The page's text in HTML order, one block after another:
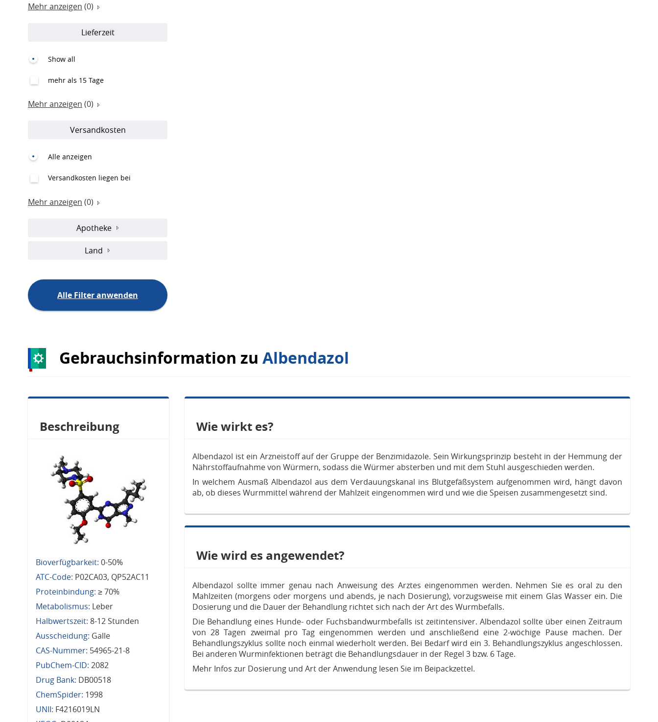
Mehr anzeigen (0)
Lieferzeit
Show all
mehr als 15 Tage
Mehr anzeigen (0)
Versandkosten
Alle anzeigen
Versandkosten liegen bei
Mehr anzeigen (0)
Apotheke
Land
Alle Filter anwenden
Gebrauchsinformation zu Albendazol
Beschreibung
Bioverfügbarkeit: 0-50%
ATC-Code: P02CA03, QP52AC11
Proteinbindung: ≥ 70%
Metabolismus: Leber
Halbwertszeit: 8-12 Stunden
Ausscheidung: Galle
CAS-Nummer: 54965-21-8
PubChem-CID: 2082
Drug Bank: DB00518
ChemSpider: 1998
UNII: F4216019LN
Wie wirkt es?
Albendazol ist ein Arzneistoff auf der Gruppe der Benzimidazole. Sein Wirkungsprinzip besteht in der Hemmung der
Nährstoffaufnahme von Würmern, sodass die Würmer absterben und mit dem Stuhl ausgeschieden werden.
In welchem Ausmaß Albendazol aus dem Verdauungskanal ins Blutgefäßsystem aufgenommen wird, hängt davon
ab, ob dieses Wurmmittel während der Mahlzeit eingenommen wird und wie die Speisen zusammengesetzt sind.
Wie wird es angewendet?
Albendazol sollte immer genau nach Anweisung des Arztes eingenommen werden. Nehmen Sie es oral zu den
Mahlzeiten (morgens oder morgens und abends, je nach Dosierung), vorzugsweise mit einem Glas Wasser ein. Die
Dosierung und die Dauer der Behandlung richtet sich nach der Art des Wurmbefalls.
Die Behandlung eines Hunde- oder Fuchsbandwurmbefalls ist zeitintensiver. Albendazol sollte über einen Zeitraum
von 28 Tagen zweimal pro Tag eingenommen werden und anschließend eine 2-wöchige Pause machen. Der
Behandlungszyklus sollte noch einmal wiederholt werden. Bei Bedarf wird ein 3. Behandlungszyklus angeschlossen.
Bei anderen Wurminfektionen beträgt die Behandlungsdauer in der Regel 3 bzw. 6 Tage.
Mehr Infos zur Dosierung und Art der Anwendung lesen Sie im Beipackzettel.